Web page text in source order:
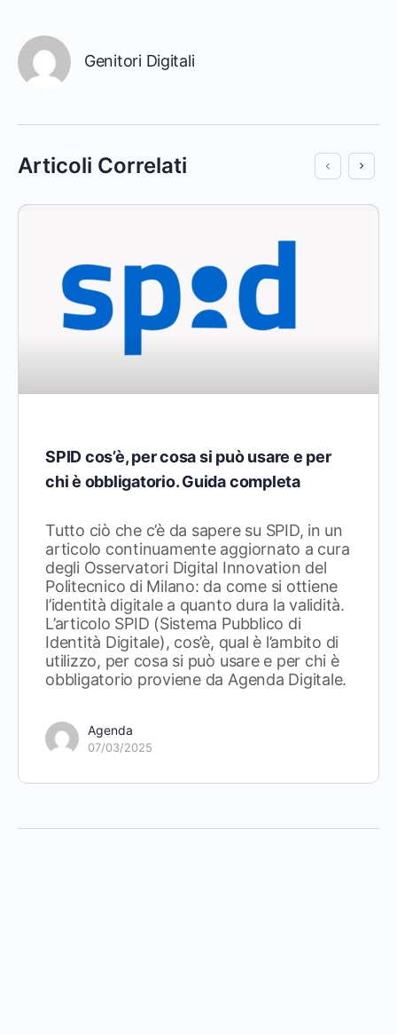
Genitori Digitali
Articoli Correlati
SPID cos’è, per cosa si può usare e per
chi è obbligatorio. Guida completa
Tutto ciò che c’è da sapere su SPID, in un
articolo continuamente aggiornato a cura
degli Osservatori Digital Innovation del
Politecnico di Milano: da come si ottiene
l’identità digitale a quanto dura la validità.
L’articolo SPID (Sistema Pubblico di
Identità Digitale), cos’è, qual è l’ambito di
utilizzo, per cosa si può usare e per chi è
obbligatorio proviene da Agenda Digitale.
Agenda
07/03/2025